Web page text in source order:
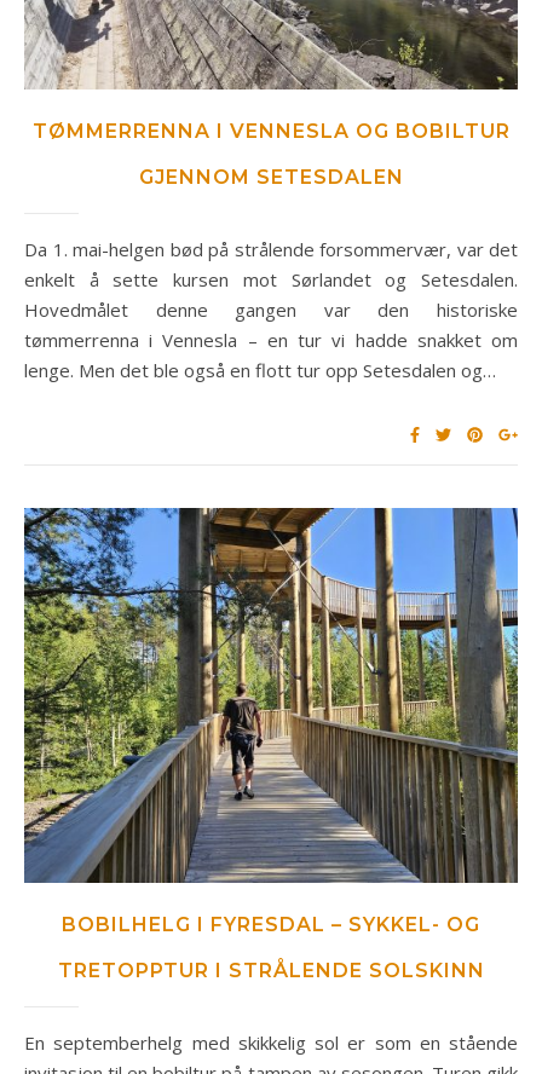
TØMMERRENNA I VENNESLA OG BOBILTUR
GJENNOM SETESDALEN
Da 1. mai-helgen bød på strålende forsommervær, var det
enkelt å sette kursen mot Sørlandet og Setesdalen.
Hovedmålet denne gangen var den historiske
tømmerrenna i Vennesla – en tur vi hadde snakket om
lenge. Men det ble også en flott tur opp Setesdalen og…
BOBILHELG I FYRESDAL – SYKKEL- OG
TRETOPPTUR I STRÅLENDE SOLSKINN
En septemberhelg med skikkelig sol er som en stående